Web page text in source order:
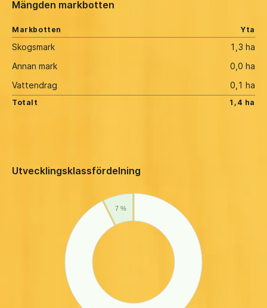
Mängden markbotten
Markbotten Yta
Skogsmark
1,3 ha
Annan mark
0,0 ha
Vattendrag
0,1 ha
Totalt 1,4 ha
Utvecklingsklassfördelning
7 %